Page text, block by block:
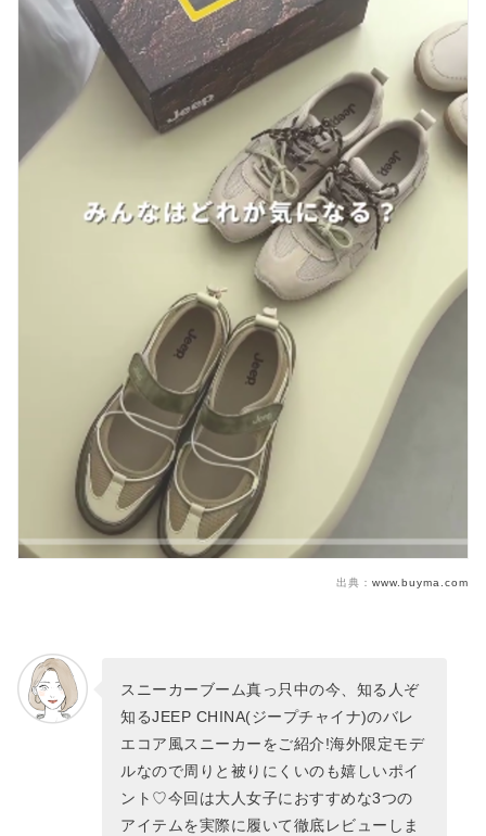
出典： www.buyma.com
スニーカーブーム真っ只中の今、知る人ぞ
知るJEEP CHINA(ジープチャイナ)のバレ
エコア風スニーカーをご紹介!海外限定モデ
ルなので周りと被りにくいのも嬉しいポイ
ント♡今回は大人女子におすすめな3つの
アイテムを実際に履いて徹底レビューしま